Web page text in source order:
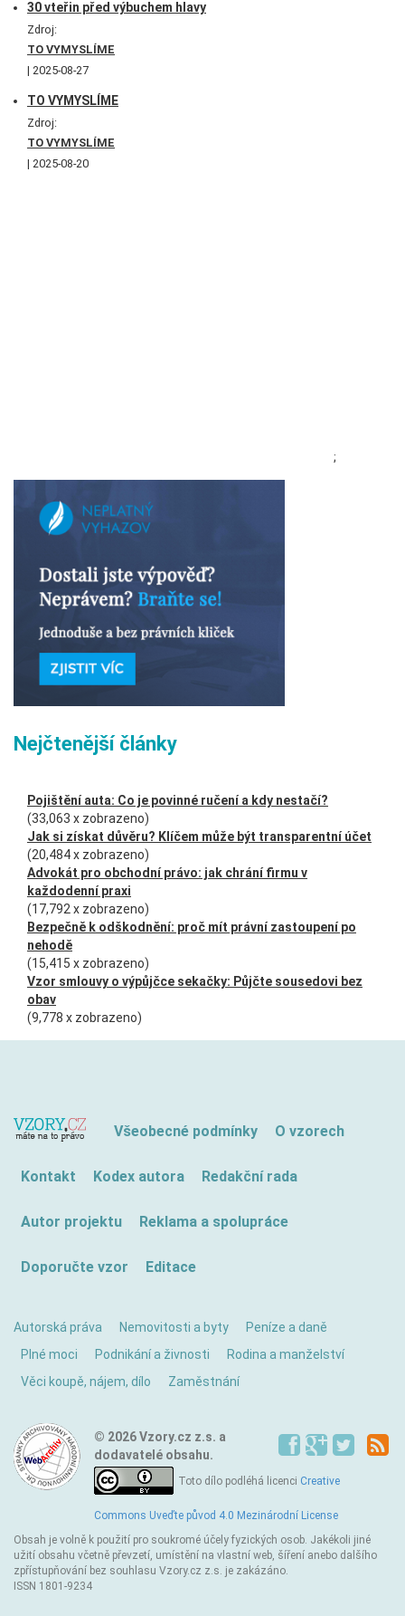
30 vteřin před výbuchem hlavy
Zdroj:
TO VYMYSLÍME
2025-08-27
TO VYMYSLÍME
Zdroj:
TO VYMYSLÍME
2025-08-20
;
Nejčtenější články
Pojištění auta: Co je povinné ručení a kdy nestačí?
(33,063 x zobrazeno)
Jak si získat důvěru? Klíčem může být transparentní účet
(20,484 x zobrazeno)
Advokát pro obchodní právo: jak chrání firmu v
každodenní praxi
(17,792 x zobrazeno)
Bezpečně k odškodnění: proč mít právní zastoupení po
nehodě
(15,415 x zobrazeno)
Vzor smlouvy o výpůjčce sekačky: Půjčte sousedovi bez
obav
(9,778 x zobrazeno)
Všeobecné podmínky O vzorech
Kontakt Kodex autora Redakční rada
Autor projektu Reklama a spolupráce
Doporučte vzor Editace
Autorská práva Nemovitosti a byty
Peníze a daně
Plné moci
Podnikání a živnosti
Rodina a manželství
Věci koupě, nájem, dílo
Zaměstnání
© 2026 Vzory.cz z.s. a
dodavatelé obsahu.
Toto dílo podléhá licenci Creative
Commons Uveďte původ 4.0 Mezinárodní License
Obsah je volně k použití pro soukromé účely fyzických osob. Jakékoli jiné
užití obsahu včetně převzetí, umístění na vlastní web, šíření anebo dalšího
zpřístupňování bez souhlasu Vzory.cz z.s. je zakázáno.
ISSN 1801-9234